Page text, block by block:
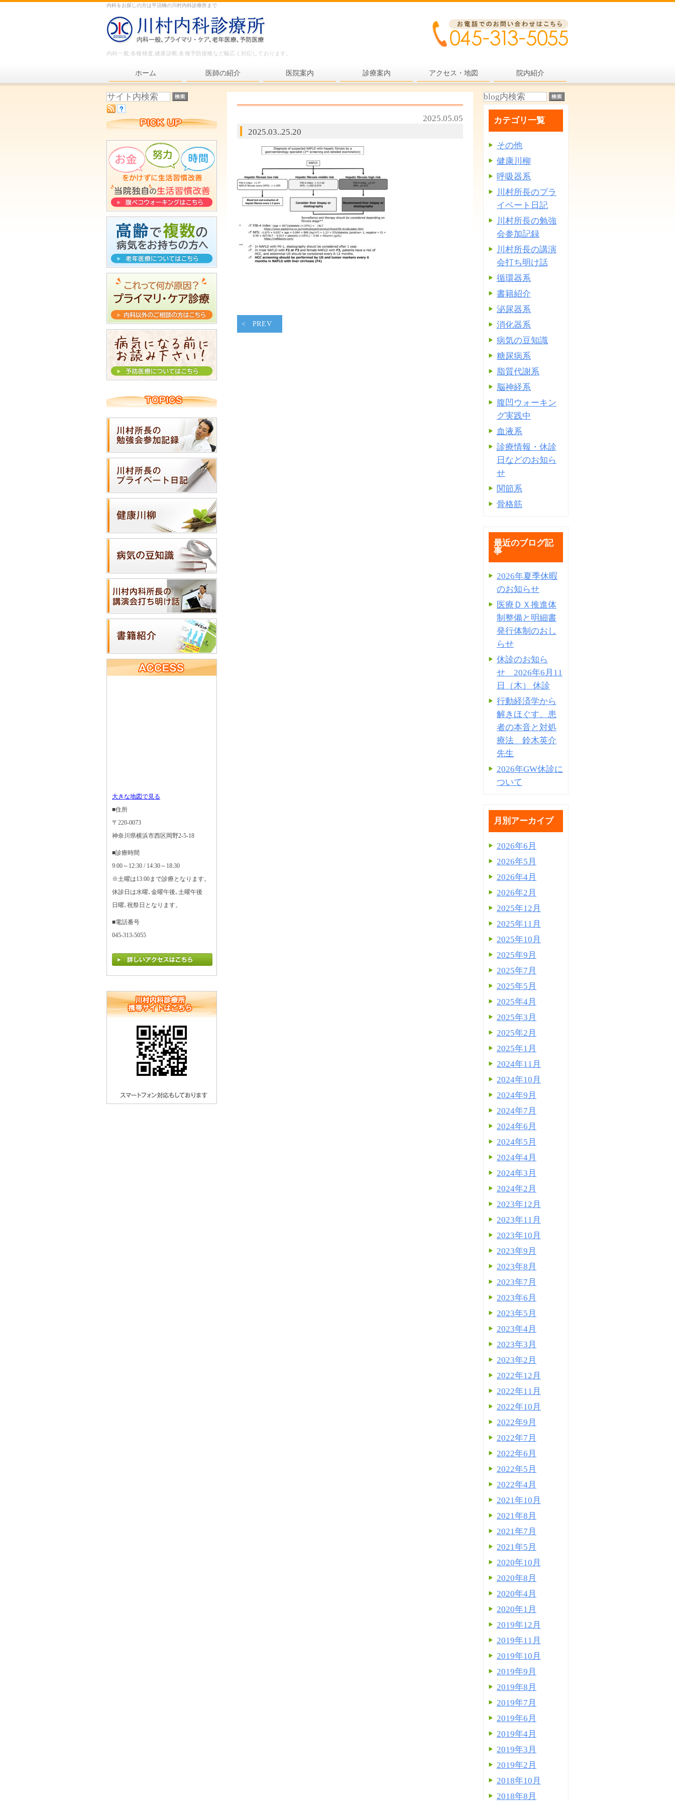
内科をお探しの方は平沼橋の川村内科診療所まで
内科一般,各種検査,健康診断,各種予防接種など幅広く対応しております。
ホーム 医師の紹介 医院案内 診療案内
内科一般
健康診断
プライマリ・ケア
老年医療
予防医療
アクセス・地図 院内紹介
2025.05.05
2025.03..25.20
PREV
カテゴリ一覧
その他
健康川柳
呼吸器系
川村所長のプラ
イベート日記
川村所長の勉強
会参加記録
川村所長の講演
会打ち明け話
循環器系
書籍紹介
泌尿器系
消化器系
病気の豆知識
糖尿病系
脂質代謝系
脳神経系
腹凹ウォーキン
グ実践中
血液系
診療情報・休診
日などのお知ら
せ
関節系
骨格筋
最近のブログ記
事
2026年夏季休暇
のお知らせ
医療ＤＸ推進体
制整備と明細書
発⾏体制のおし
らせ
休診のお知ら
せ 2026年6月11
日（木） 休診
行動経済学から
解きほぐす、患
者の本音と対処
療法 鈴木英介
先生
2026年GW休診に
ついて
月別アーカイブ
2026年6月
2026年5月
2026年4月
2026年2月
2025年12月
2025年11月
2025年10月
2025年9月
2025年7月
2025年5月
2025年4月
2025年3月
2025年2月
2025年1月
2024年11月
2024年10月
2024年9月
2024年7月
2024年6月
2024年5月
2024年4月
2024年3月
2024年2月
2023年12月
2023年11月
2023年10月
2023年9月
2023年8月
2023年7月
2023年6月
2023年5月
2023年4月
2023年3月
2023年2月
2022年12月
2022年11月
2022年10月
2022年9月
2022年7月
2022年6月
2022年5月
2022年4月
2021年10月
2021年8月
2021年7月
2021年5月
2020年10月
2020年8月
2020年4月
2020年1月
2019年12月
2019年11月
2019年10月
2019年9月
2019年8月
2019年7月
2019年6月
2019年4月
2019年3月
2019年2月
2018年10月
2018年8月
大きな地図で見る
■住所
〒220-0073
神奈川県横浜市西区岡野2-5-18
■診療時間
9:00～12:30 / 14:30～18:30
※土曜は13:00まで診療となります。
休診日は水曜､金曜午後､土曜午後
日曜､祝祭日となります。
■電話番号
045-313-5055